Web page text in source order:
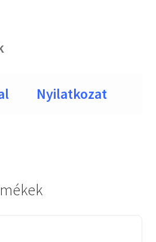
Nyilatkozat